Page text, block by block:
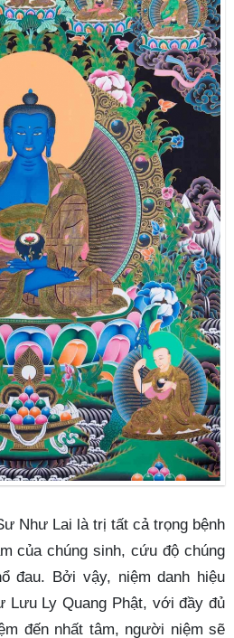
Như Lai là trị tất cả trọng bệnh
của chúng sinh, cứu độ chúng
đau. Bởi vậy, niệm danh hiệu
Lưu Ly Quang Phật, với đầy đủ
đến nhất tâm, người niệm sẽ